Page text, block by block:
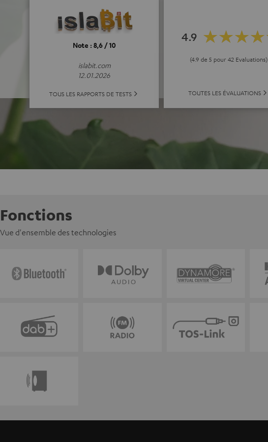
Note : 8,6 / 10
islabit.com
12.01.2026
TOUS LES RAPPORTS DE TESTS
4.9
(4.9 de 5 pour 42 Evaluations)
TOUTES LES ÉVALUATIONS
Fonctions
Vue d'ensemble des technologies